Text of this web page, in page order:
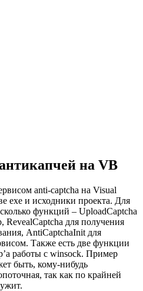
на VB
anti-captcha на Visual
exe и исходники проекта. Для
функций – UploadCaptcha
RevealCaptcha для получения
AntiCaptchaInit для
Также есть две функции
работы с winsock. Пример
быть, кому-нибудь
так как по крайней